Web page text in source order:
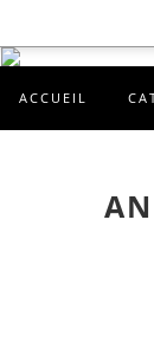
ACCUEIL